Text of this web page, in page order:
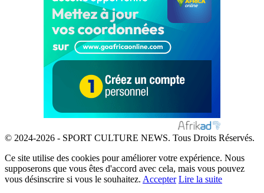
© 2024-2026 - SPORT CULTURE NEWS. Tous Droits Réservés.
Ce site utilise des cookies pour améliorer votre expérience. Nous
supposerons que vous êtes d'accord avec cela, mais vous pouvez
vous désinscrire si vous le souhaitez. Accepter Lire la suite